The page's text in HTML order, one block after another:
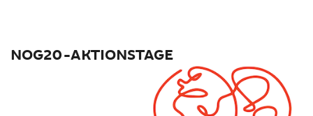
NOG20-AKTIONSTAGE